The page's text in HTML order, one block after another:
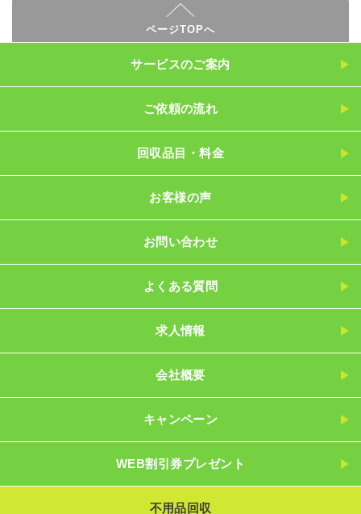
ページTOPへ
サービスのご案内
ご依頼の流れ
回収品目・料金
お客様の声
お問い合わせ
よくある質問
求人情報
会社概要
キャンペーン
WEB割引券プレゼント
不用品回収